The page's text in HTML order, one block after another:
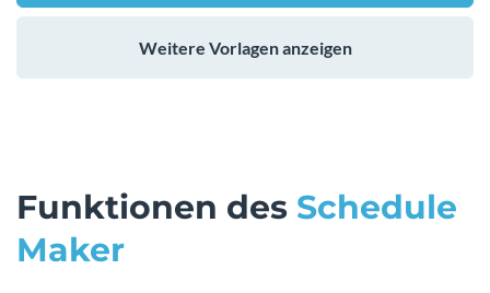
Weitere Vorlagen anzeigen
Funktionen des Schedule
Maker